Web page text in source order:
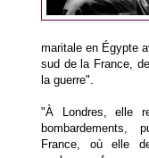
maritale en Égypte
sud de la France,
la guerre".
"À Londres, elle
bombardements,
France, où elle